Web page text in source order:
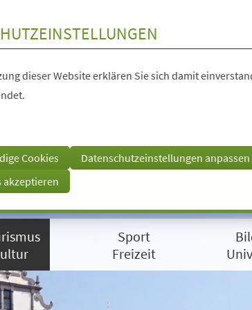
dieser Website erklären Sie sich damit
Cookies
Datenschutzeinstellungen anpassen
akzeptieren
Sport
Freizeit